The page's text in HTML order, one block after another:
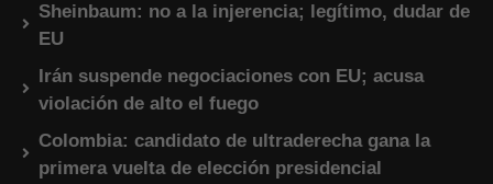
Sheinbaum: no a la injerencia; legítimo, dudar de
EU
Irán suspende negociaciones con EU; acusa
violación de alto el fuego
Colombia: candidato de ultraderecha gana la
primera vuelta de elección presidencial